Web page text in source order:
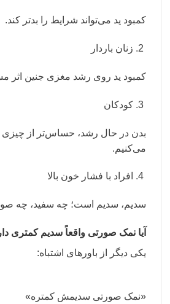
کمبود ید می‌تواند شرایط را بدتر کند.
زنان باردار
کمبود ید روی رشد مغزی جنین اثر
کودکان
بدن در حال رشد، حساس‌تر از
می‌کنیم.
افراد با فشار خون بالا
سدیم، سدیم است؛ چه سفید، چه
آیا نمک صورتی واقعاً سدیم کمتری
یکی دیگر از باورهای اشتباه:
«نمک صورتی سدیمش کمتره»